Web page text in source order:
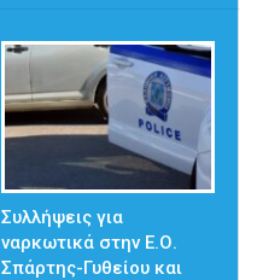
Συλλήψεις για
ναρκωτικά στην Ε.Ο.
Σπάρτης-Γυθείου και